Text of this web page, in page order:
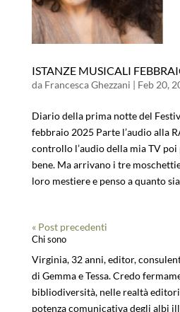
ISTANZE MUSICALI
da Francesca Ghezzani | Feb 20,
Diario della prima notte del
febbraio 2025 Parte l’audio alla
controllo l’audio della mia TV
bene. Ma arrivano i tre
loro mestiere e penso a quanto
« Post precedenti
Chi sono
Virginia, 32 anni, editor,
di Gemma e Tessa. Credo
bibliodiversità, nelle realtà
potenza comunicativa degli albi